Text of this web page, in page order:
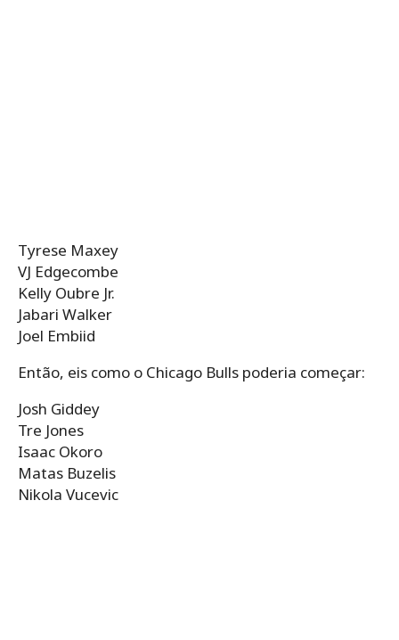
Tyrese Maxey
VJ Edgecombe
Kelly Oubre Jr.
Jabari Walker
Joel Embiid
Então, eis como o Chicago Bulls poderia começar:
Josh Giddey
Tre Jones
Isaac Okoro
Matas Buzelis
Nikola Vucevic